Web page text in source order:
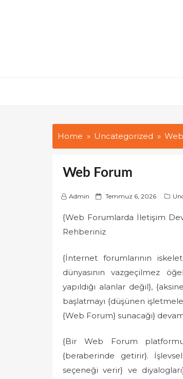
Home Uncategorized
Web Forum
Admin
P
s
t
n
Temmuz 6, 2026
{Web Forumlarda İletişim
Rehberiniz
{İnternet forumlarının
dünyasının vazgeçilmez
yapıldığı alanlar değil},
başlatmayı {düşünen
{Web Forum} sunacağı}
{Bir Web Forum platformu
{beraberinde getirir}.
seçeneği verir} ve